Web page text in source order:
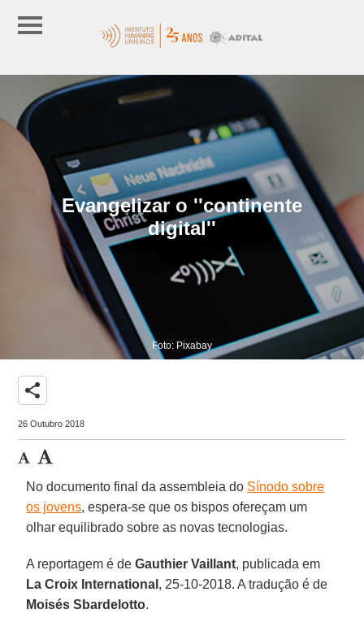
Evangelizar o ''continente
digital''
Foto: Pixabay
share
26 Outubro 2018
No documento final da assembleia do Sínodo sobre
os jovens, espera-se que os bispos ofereçam um
olhar equilibrado sobre as novas tecnologias.
A reportagem é deGauthier Vaillant, publicada em
La Croix International , 25-10-2018. A tradução é de
Moisés Sbardelotto.